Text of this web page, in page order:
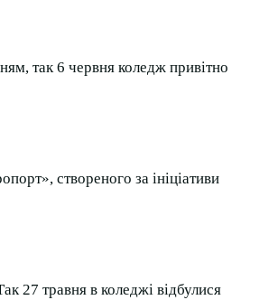
так 6 червня коледж привітно
створеного за ініціативи
27 травня в коледжі відбулися